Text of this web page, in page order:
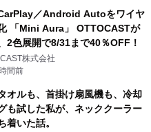
／Android Autoをワイヤ
「Mini Aura」 OTTOCASTが
2色展開で8/31まで40％OFF！
株式会社
間前
オルも、首掛け扇風機も、冷却
も試した私が、ネッククーラー
着いた話。